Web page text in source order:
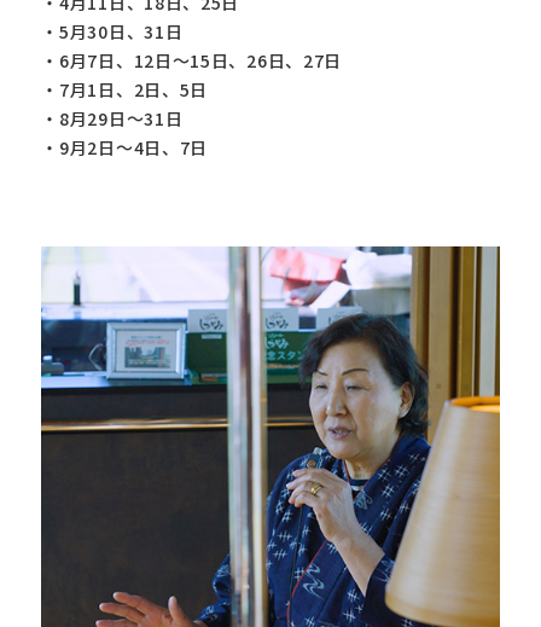
・5月30日、31日
・6月7日、12日～15日、26日、27日
・7月1日、2日、5日
・8月29日～31日
・9月2日～4日、7日